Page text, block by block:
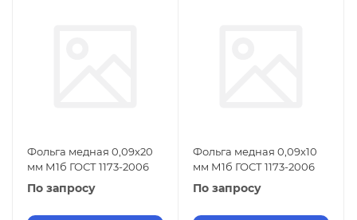
Фольга медная 0,09х20
мм М1б ГОСТ 1173-2006
По запросу
Фольга медная 0,09х10
мм М1б ГОСТ 1173-2006
По запросу